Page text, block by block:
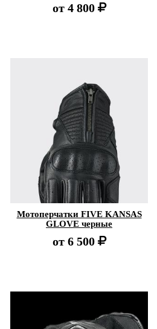
от 4 800
Мотоперчатки FIVE KANSAS
GLOVE черные
от 6 500